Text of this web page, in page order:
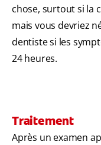
chose, surtout si la
mais vous devriez
dentiste si les
24 heures.
Traitement
Après un examen